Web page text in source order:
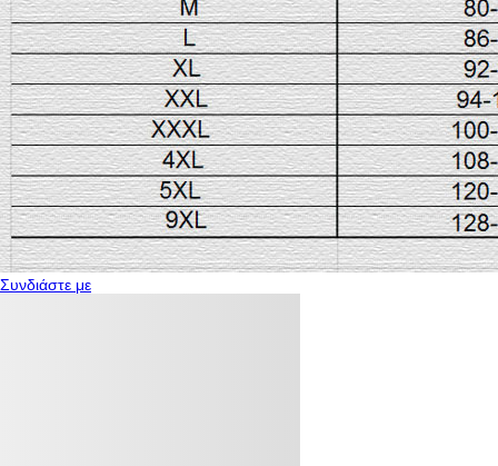
Συνδιάστε με